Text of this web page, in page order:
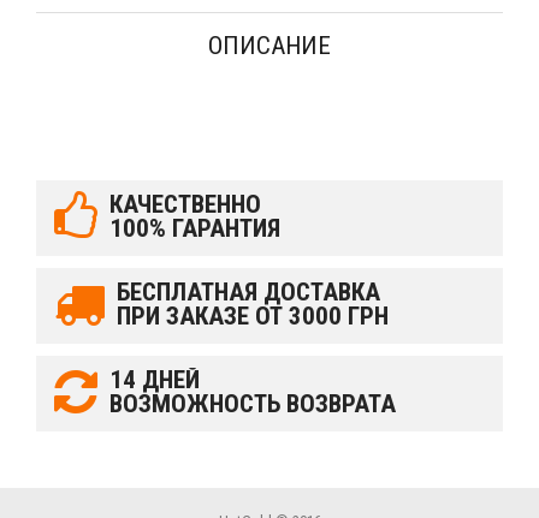
ОПИСАНИЕ
КАЧЕСТВЕННО
100% ГАРАНТИЯ
БЕСПЛАТНАЯ ДОСТАВКА
ПРИ ЗАКАЗЕ ОТ 3000 ГРН
14 ДНЕЙ
ВОЗМОЖНОСТЬ ВОЗВРАТА